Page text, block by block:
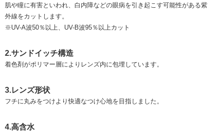
肌や瞳に有害といわれ、白内障などの眼病を引き起こす可能性がある紫
外線をカットします。
※UV-A波50％以上、UV-B波95％以上カット
2.サンドイッチ構造
着色剤がポリマー層によりレンズ内に包埋しています。
3.レンズ形状
フチに丸みをつけより快適なつけ心地を目指しました。
4.高含水